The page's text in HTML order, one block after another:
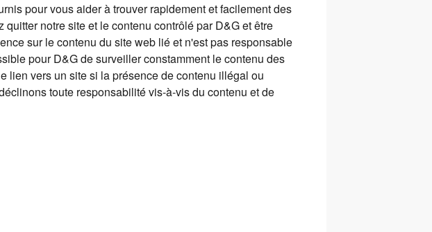
pour vous aider à trouver rapidement et facilement des
notre site et le contenu contrôlé par D&G et être
sur le contenu du site web lié et n'est pas responsable
pour D&G de surveiller constamment le contenu des
lien vers un site si la présence de contenu illégal ou
toute responsabilité vis-à-vis du contenu et de